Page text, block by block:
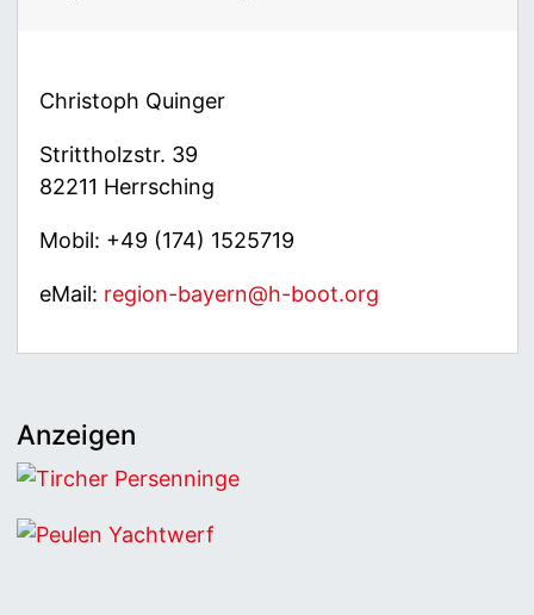
Christoph Quinger
Strittholzstr. 39
82211 Herrsching
Mobil: +49 (174) 1525719
eMail: region-bayern@h-boot.org
Anzeigen